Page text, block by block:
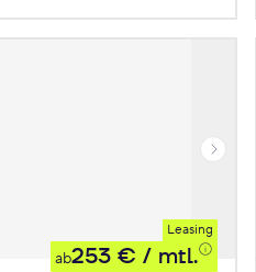
Leasing
ab253 € / mtl.